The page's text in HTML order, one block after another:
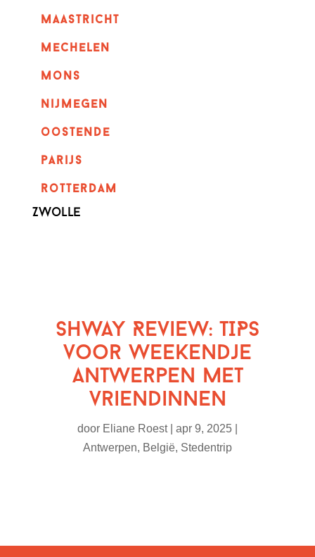
maastricht
mechelen
mons
nijmegen
oostende
parijs
rotterdam
Zwolle
SHWAY Review: TIPS
voor weekendje
Antwerpen met
vriendinnen
door Eliane Roest| apr 9, 2025
Antwerpen, België, Stedentrip